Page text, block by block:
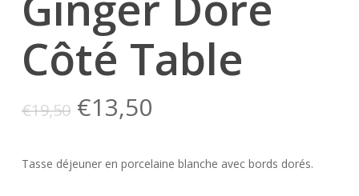
Côté Table
€19,50 Le
prix
initial
était :
€13,50Le
actuel
est :
Tasse déjeuner en porcelaine blanche avec bords dorés.